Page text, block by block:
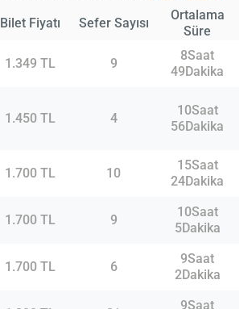
Bilet Fiyatı Sefer Sayısı
Ortalama
Süre
1.349 TL 9
8Saat
49Dakika
1.450 TL 4
10Saat
56Dakika
1.700 TL 10
15Saat
24Dakika
1.700 TL 9
10Saat
5Dakika
1.700 TL 6
9Saat
2Dakika
9Saat